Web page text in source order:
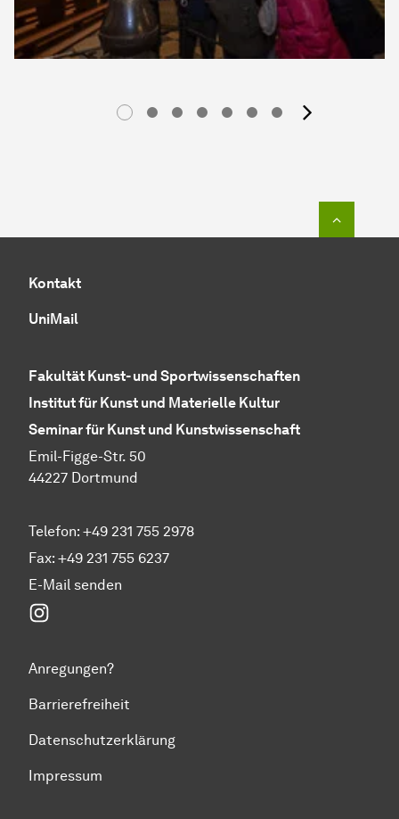
Kontakt
UniMail
Fakultät Kunst- und Sportwissenschaften
Institut für Kunst und Materielle Kultur
Seminar für Kunst und Kunstwissenschaft
Emil-Figge-Str. 50
44227 Dortmund
Telefon: +49 231 755 2978
Fax: +49 231 755 6237
E-Mail senden
Anregungen?
Barrierefreiheit
Datenschutzerklärung
Impressum